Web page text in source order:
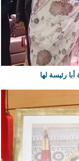
رئيسة لها